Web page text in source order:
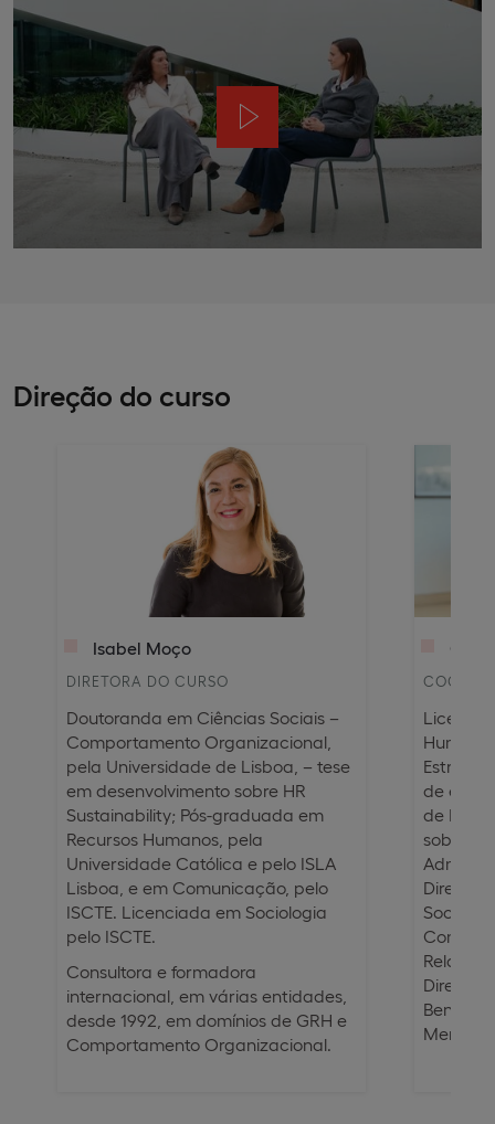
Direção do curso
Isabel Moço
DIRETORA DO CURSO
Doutoranda em Ciências Sociais –
Comportamento Organizacional,
pela Universidade de Lisboa, – tese
em desenvolvimento sobre HR
Sustainability; Pós-graduada em
Recursos Humanos, pela
Universidade Católica e pelo ISLA
Lisboa, e em Comunicação, pelo
ISCTE. Licenciada em Sociologia
pelo ISCTE.
Consultora e formadora
internacional, em várias entidades,
desde 1992, em domínios de GRH e
Comportamento Organizacional.
de
de
Direito
Social,
Diretora
Merlin.